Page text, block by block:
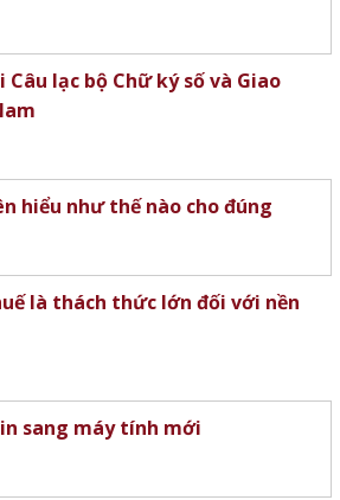
lạc bộ Chữ ký số và Giao
hiểu như thế nào cho đúng
là thách thức lớn đối với nền
sang máy tính mới